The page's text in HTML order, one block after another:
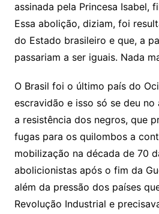
assinada pela Princesa Isabel,
Essa abolição, diziam, foi
do Estado brasileiro e que, a
passariam a ser iguais. Nada
O Brasil foi o último país do
escravidão e isso só se deu
a resistência dos negros, que
fugas para os quilombos a
mobilização na década de 70
abolicionistas após o fim da
além da pressão dos países
Revolução Industrial e